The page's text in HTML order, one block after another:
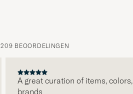
209 BEOORDELINGEN
A great curation of items, colors, and
brands